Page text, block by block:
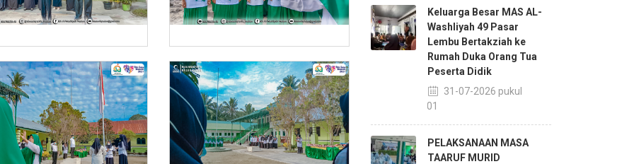
Keluarga Besar MAS AL-
Washliyah 49 Pasar
Lembu Bertakziah ke
Rumah Duka Orang Tua
Peserta Didik
31-07-2026 pukul
21:01
PELAKSANAAN MASA
TAARUF MURID